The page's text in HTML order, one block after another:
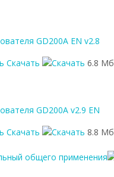
GD200A EN v2.8
Скачать
6.8 Мб
GD200A v2.9 EN
Скачать
8.8 Мб
общего применения